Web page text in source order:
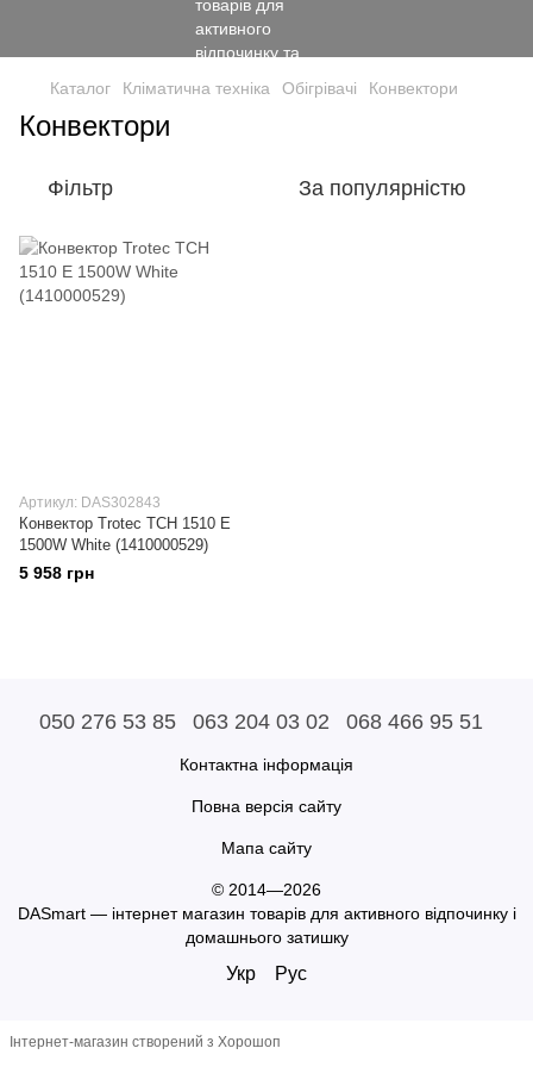
Каталог Кліматична техніка Обігрівачі Конвектори
Конвектори
Фільтр За популярністю
Артикул: DAS302843
Конвектор Trotec TCH 1510 E
1500W White (1410000529)
5 958 грн
050 276 53 85 063 204 03 02 068 466 95 51
Контактна інформація
Повна версія сайту
Мапа сайту
© 2014—2026
DASmart — інтернет магазин товарів для активного відпочинку і
домашнього затишку
Укр Рус
Інтернет-магазин створений з Хорошоп